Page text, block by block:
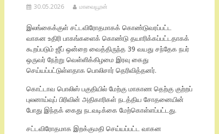
30.05.2026 மாவையூரன்
இலங்கைக்குள் சட்டவிரோதமாகக் கொண்டுவரப்பட்ட
வாகன உதிரி பாகங்களைக் கொண்டு தயாரிக்கப்பட்டதாகக்
கூறப்படும் ஜீப் ஒன்றை வைத்திருந்த 39 வயது சந்தேக நபர்
ஒருவர் நேற்று வெள்ளிக்கிழமை இரவு கைது
செய்யப்பட்டுள்ளதாக பொலிசார் தெரிவித்தனர்.
கொட்டாவ பொலிஸ் பகுதியில் மேற்கு மாகாண தெற்கு குற்றப்
புலனாய்வுப் பிரிவின் அதிகாரிகள் நடத்திய சோதனையின்
போது இந்தக் கைது நடவடிக்கை மேற்கொள்ளப்பட்டது.
சட்டவிரோதமாக இறக்குமதி செய்யப்பட்ட வாகன